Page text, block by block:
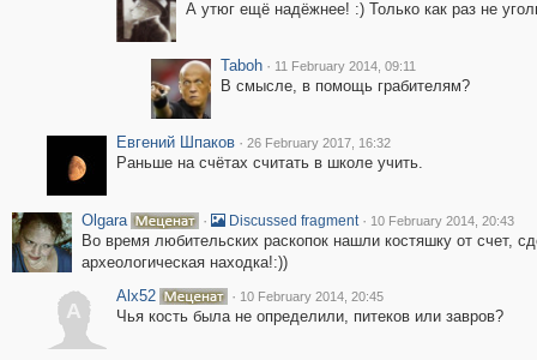
А утюг ещё надёжнее! :) Только как раз не
Taboh · 11 February 2014, 09:11
В смысле, в помощь грабителям?
Евгений Шпаков · 26 February 2017, 16:32
Раньше на счётах считать в школе учить.
Olgara · Discussed fragment · 10 February 2014, 20:43
Во время любительских раскопок нашли костяшку от счет,
археологическая находка!:))
A
Alx52 · 10 February 2014, 20:45
Чья кость была не определили, питеков или завров?